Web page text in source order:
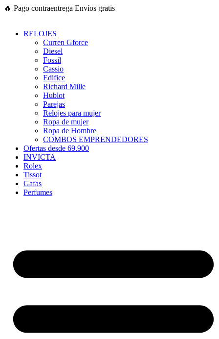
Ir
🔥 Pago contraentrega Envíos gratis
RELOJES
Curren Gforce
Diesel
Fossil
Cassio
Edifice
Richard Mille
Hublot
Parejas
Relojes para mujer
Ropa de mujer
Ropa de Hombre
COMBOS EMPRENDEDORES
Ofertas desde 69.900
INVICTA
Rolex
Tissot
Gafas
Perfumes